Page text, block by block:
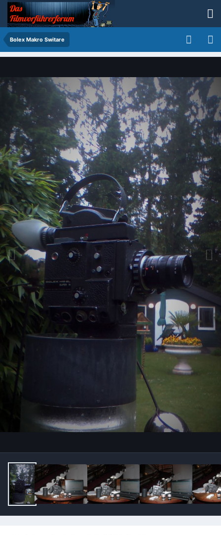
Bolex Makro Switare
Bildwerkzeuge